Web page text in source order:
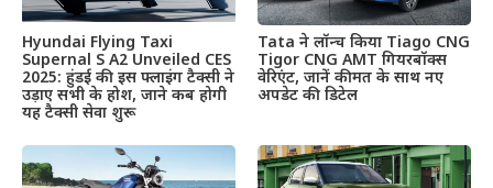
Hyundai Flying Taxi
Supernal S A2 Unveiled CES
2025: हुंडई की इस फ्लाइंग टैक्सी ने
उड़ाए सभी के होश, जाने कब होगी
यह टैक्सी सेवा शुरू
Tata ने लॉन्च किया Tiago CNG
Tigor CNG AMT गियरबॉक्स
वेरिएंट, जानें कीमत के साथ नए
अपडेट की डिटेल